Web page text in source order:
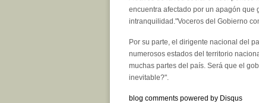
encuentra afectado por un apagón que
intranquilidad."Voceros del Gobierno
Por su parte, el dirigente nacional del
numerosos estados del territorio
muchas partes del país. Será que el
inevitable?".
blog comments powered by Disqus